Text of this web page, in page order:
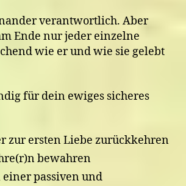
verantwortlich. Aber
Ende nur jeder einzelne
wie er und wie sie gelebt
für dein ewiges sicheres
zur ersten Liebe zurückkehren
bewahren
passiven und